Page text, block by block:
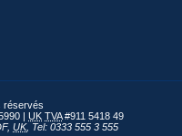
réservés
| UK TVA#911 5418 49
, UK, Tel: 0333 555 3 555